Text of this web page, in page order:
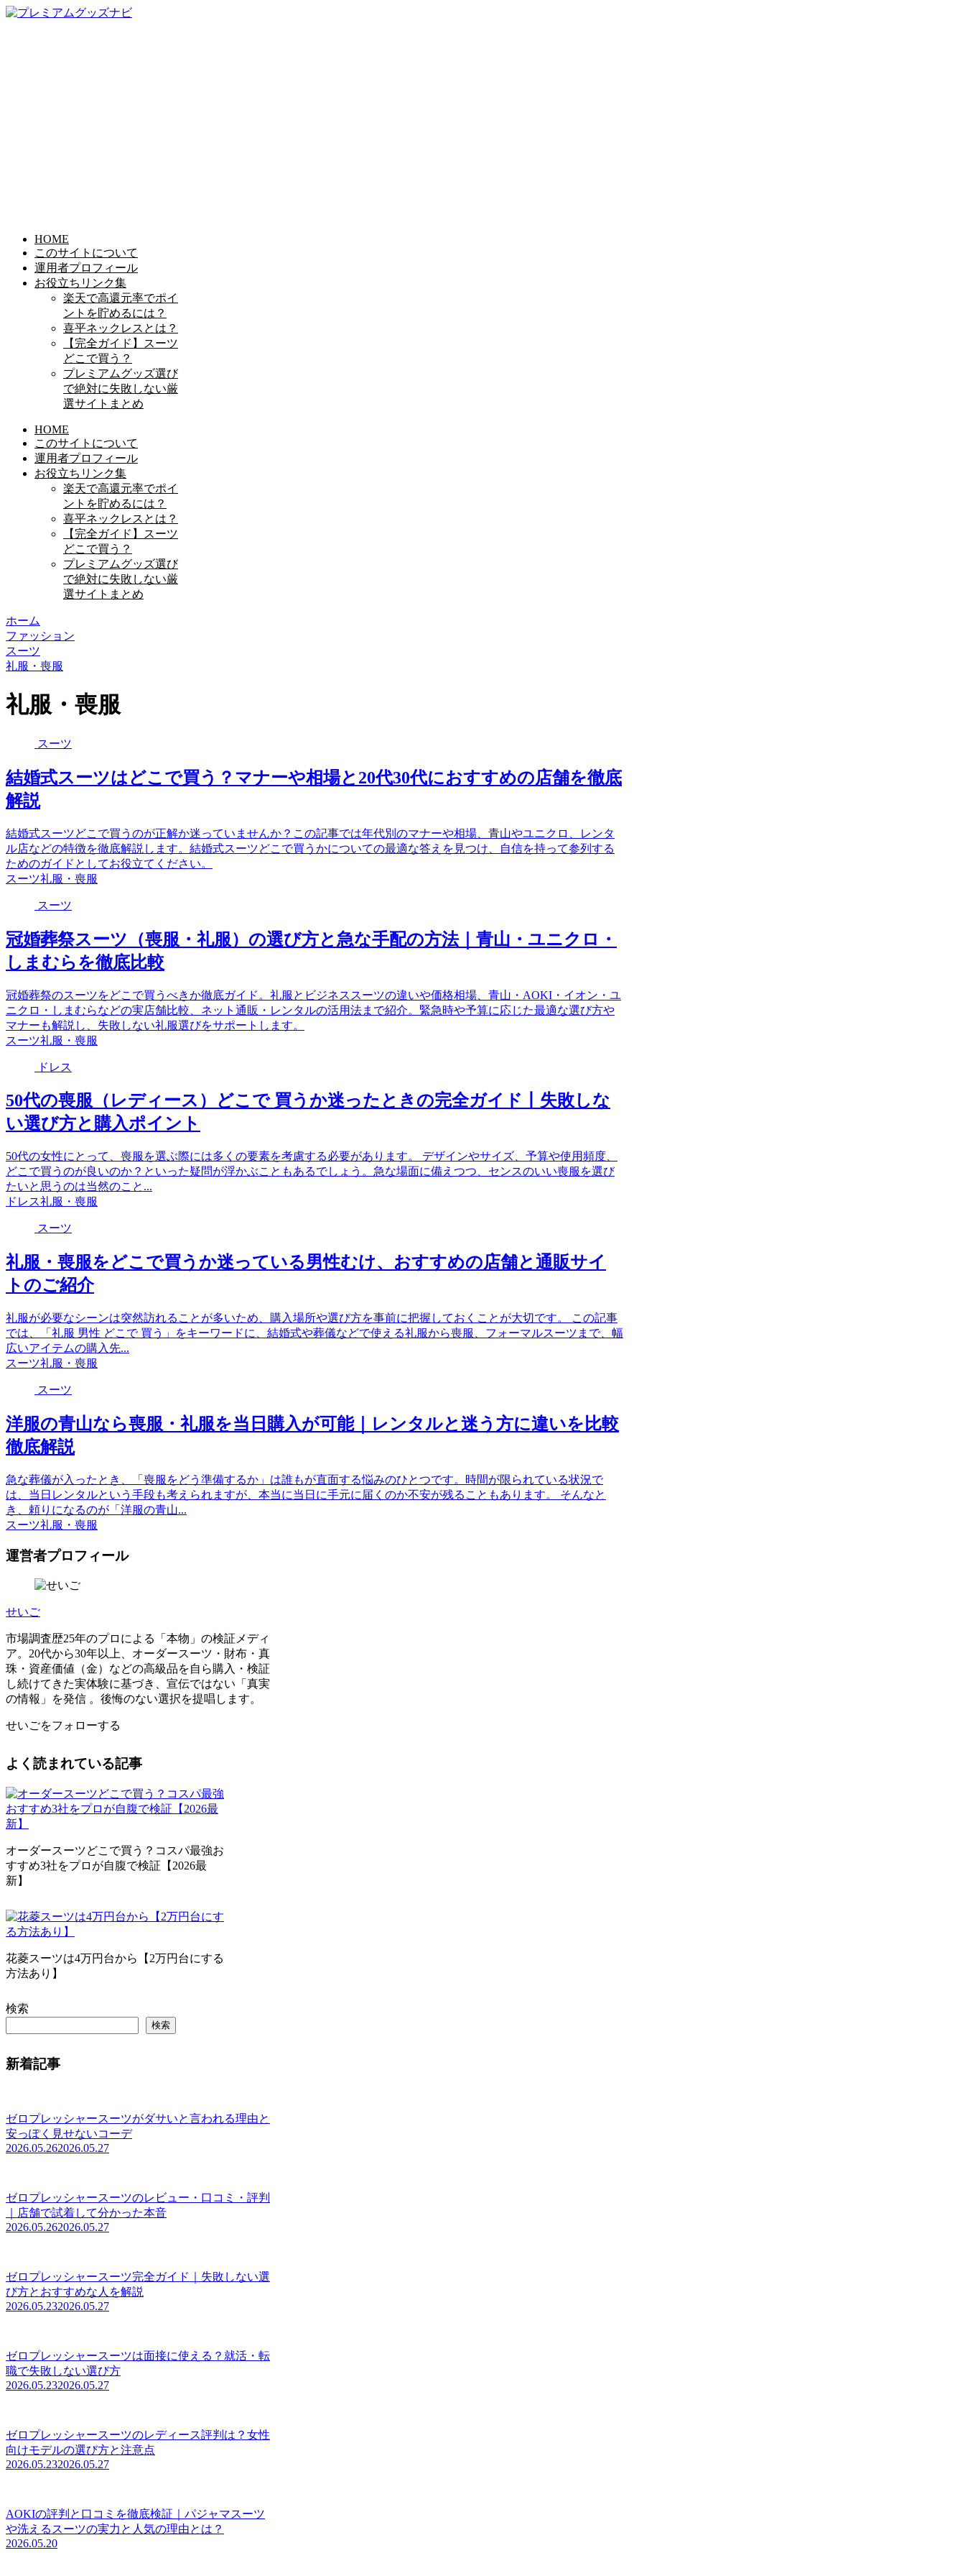
HOME
このサイトについて
運用者プロフィール
お役立ちリンク集
楽天で高還元率でポイ
ントを貯めるには？
喜平ネックレスとは？
【完全ガイド】スーツ
どこで買う？
プレミアムグッズ選び
で絶対に失敗しない厳
選サイトまとめ
HOME
このサイトについて
運用者プロフィール
お役立ちリンク集
楽天で高還元率でポイ
ントを貯めるには？
喜平ネックレスとは？
【完全ガイド】スーツ
どこで買う？
プレミアムグッズ選び
で絶対に失敗しない厳
選サイトまとめ
ホーム
ファッション
スーツ
礼服・喪服
礼服・喪服
スーツ
結婚式スーツはどこで買う？マナーや相場と20代30代におすすめの店舗を徹底
解説
結婚式スーツどこで買うのが正解か迷っていませんか？この記事では年代別のマナーや相場、青山やユニクロ、レンタ
ル店などの特徴を徹底解説します。結婚式スーツどこで買うかについての最適な答えを見つけ、自信を持って参列する
ためのガイドとしてお役立てください。
スーツ礼服・喪服
スーツ
冠婚葬祭スーツ（喪服・礼服）の選び方と急な手配の方法｜青山・ユニクロ・
しまむらを徹底比較
冠婚葬祭のスーツをどこで買うべきか徹底ガイド。礼服とビジネススーツの違いや価格相場、青山・AOKI・イオン・ユ
ニクロ・しまむらなどの実店舗比較、ネット通販・レンタルの活用法まで紹介。緊急時や予算に応じた最適な選び方や
マナーも解説し、失敗しない礼服選びをサポートします。
スーツ礼服・喪服
ドレス
50代の喪服（レディース）どこで 買うか迷ったときの完全ガイド丨失敗しな
い選び方と購入ポイント
50代の女性にとって、喪服を選ぶ際には多くの要素を考慮する必要があります。 デザインやサイズ、予算や使用頻度、
どこで買うのが良いのか？といった疑問が浮かぶこともあるでしょう。急な場面に備えつつ、センスのいい喪服を選び
たいと思うのは当然のこと...
ドレス礼服・喪服
スーツ
礼服・喪服をどこで買うか迷っている男性むけ、おすすめの店舗と通販サイ
トのご紹介
礼服が必要なシーンは突然訪れることが多いため、購入場所や選び方を事前に把握しておくことが大切です。 この記事
では、「礼服 男性 どこで 買う」をキーワードに、結婚式や葬儀などで使える礼服から喪服、フォーマルスーツまで、幅
広いアイテムの購入先...
スーツ礼服・喪服
スーツ
洋服の青山なら喪服・礼服を当日購入が可能｜レンタルと迷う方に違いを比較
徹底解説
急な葬儀が入ったとき、「喪服をどう準備するか」は誰もが直面する悩みのひとつです。時間が限られている状況で
は、当日レンタルという手段も考えられますが、本当に当日に手元に届くのか不安が残ることもあります。 そんなと
き、頼りになるのが「洋服の青山...
スーツ礼服・喪服
運営者プロフィール
せいご
市場調査歴25年のプロによる「本物」の検証メディ
ア。20代から30年以上、オーダースーツ・財布・真
珠・資産価値（金）などの高級品を自ら購入・検証
し続けてきた実体験に基づき、宣伝ではない「真実
の情報」を発信 。後悔のない選択を提唱します。
せいごをフォローする
よく読まれている記事
オーダースーツどこで買う？コスパ最強お
すすめ3社をプロが自腹で検証【2026最
新】
花菱スーツは4万円台から【2万円台にする
方法あり】
検索
検索
新着記事
ゼロプレッシャースーツがダサいと言われる理由と
安っぽく見せないコーデ
2026.05.262026.05.27
ゼロプレッシャースーツのレビュー・口コミ・評判
｜店舗で試着して分かった本音
2026.05.262026.05.27
ゼロプレッシャースーツ完全ガイド｜失敗しない選
び方とおすすめな人を解説
2026.05.232026.05.27
ゼロプレッシャースーツは面接に使える？就活・転
職で失敗しない選び方
2026.05.232026.05.27
ゼロプレッシャースーツのレディース評判は？女性
向けモデルの選び方と注意点
2026.05.232026.05.27
AOKIの評判と口コミを徹底検証｜パジャマスーツ
や洗えるスーツの実力と人気の理由とは？
2026.05.20